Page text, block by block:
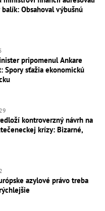
Obsahoval výbušnú
pripomenul Ankare
Spory sťažia ekonomickú
kontroverzný návrh na
krízy: Bizarné,
azylové právo treba